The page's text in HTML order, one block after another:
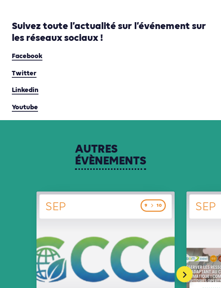
Suivez toute l’actualité sur l’événement sur
les réseaux sociaux !
Facebook
Twitter
Linkedin
Youtube
AUTRES
ÉVÈNEMENTS
9 10
SEP SEP